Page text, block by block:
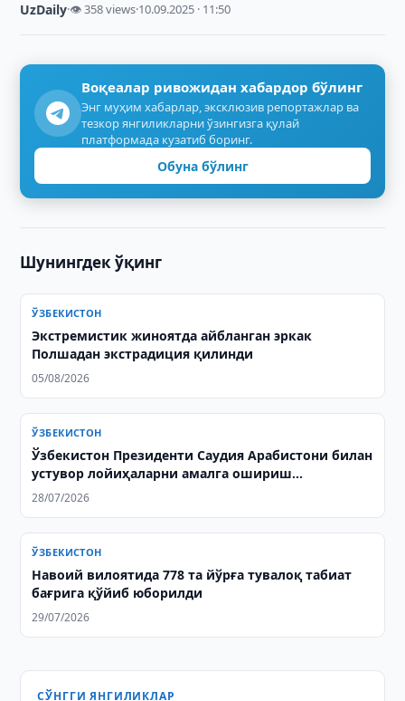
UzDaily·👁 358 views·10.09.2025 · 11:50
Воқеалар ривожидан хабардор бўлинг
Энг муҳим хабарлар, эксклюзив репортажлар ва
тезкор янгиликларни ўзингизга қулай
платформада кузатиб боринг.
Обуна бўлинг
Шунингдек ўқинг
ЎЗБЕКИСТОН
Экстремистик жиноятда айбланган эркак
Полшадан экстрадиция қилинди
05/08/2026
ЎЗБЕКИСТОН
Ўзбекистон Президенти Саудия Арабистони билан
устувор лойиҳаларни амалга ошириш
масалаларини муҳокама қилди
28/07/2026
ЎЗБЕКИСТОН
Навоий вилоятида 778 та йўрға тувалоқ табиат
бағрига қўйиб юборилди
29/07/2026
СЎНГГИ ЯНГИЛИКЛАР